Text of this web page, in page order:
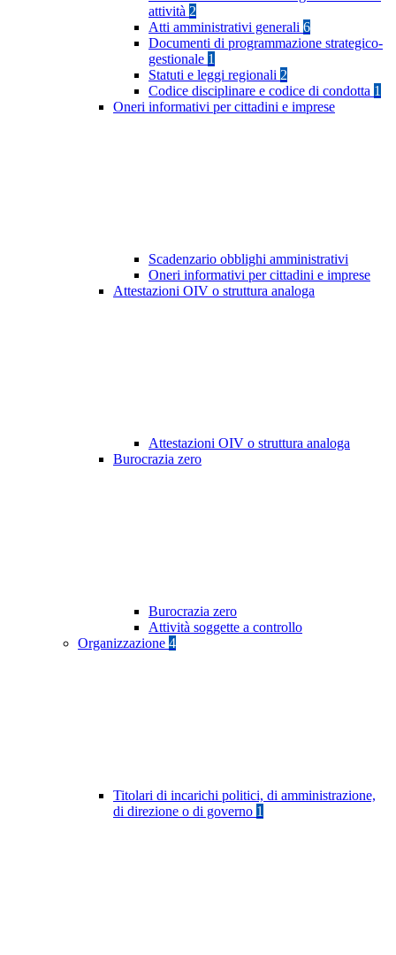
attività 2
Atti amministrativi generali 6
Documenti di programmazione strategico-
gestionale 1
Statuti e leggi regionali 2
Codice disciplinare e codice di condotta 1
Oneri informativi per cittadini e imprese
Scadenzario obblighi amministrativi
Oneri informativi per cittadini e imprese
Attestazioni OIV o struttura analoga
Attestazioni OIV o struttura analoga
Burocrazia zero
Burocrazia zero
Attività soggette a controllo
Organizzazione 4
Titolari di incarichi politici, di amministrazione,
di direzione o di governo 1